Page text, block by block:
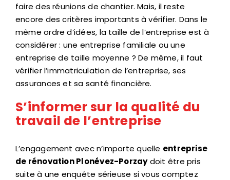
faire des réunions de chantier. Mais, il reste
encore des critères importants à vérifier. Dans le
même ordre d’idées, la taille de l’entreprise est à
considérer : une entreprise familiale ou une
entreprise de taille moyenne ? De même, il faut
vérifier l’immatriculation de l’entreprise, ses
assurances et sa santé financière.
S’informer sur la qualité du
travail de l’entreprise
L’engagement avec n’importe quelle entreprise
de rénovation Plonévez-Porzaydoit être pris
suite à une enquête sérieuse si vous comptez